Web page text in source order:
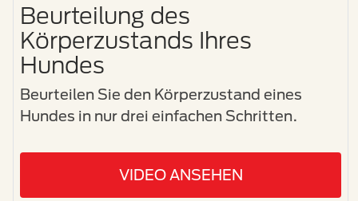
Beurteilung des
Körperzustands Ihres
Hundes
Beurteilen Sie den Körperzustand eines
Hundes in nur drei einfachen Schritten.
VIDEO ANSEHEN